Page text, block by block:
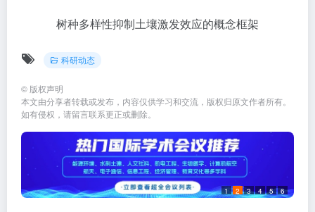
树种多样性抑制土壤激发效应的概念框架
科研动态
© 版权声明
本文由分享者转载或发布，内容仅供学习和交流，版权归原文作者所有。
如有侵权，请留言联系更正或删除。
1 2 3 4 5 6